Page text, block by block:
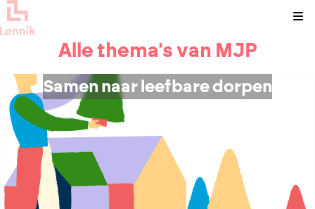
Alle thema's van MJP
Samen naar leefbare dorpen